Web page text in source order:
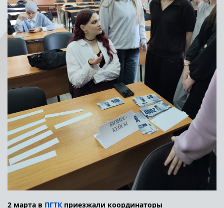
2 марта в ПГТК приезжали координаторы